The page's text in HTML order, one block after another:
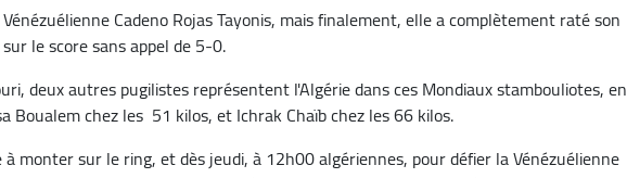
Cadeno Rojas Tayonis, mais finalement, elle a complètement raté son
le score sans appel de 5-0.
deux autres pugilistes représentent l'Algérie dans ces Mondiaux stambouliotes, en
Boualem chez les 51 kilos, et Ichrak Chaïb chez les 66 kilos.
à monter sur le ring, et dès jeudi, à 12h00 algériennes, pour défier la Vénézuélienne